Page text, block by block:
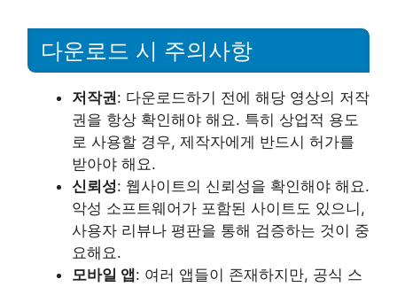
다운로드 시 주의사항
저작권: 다운로드하기 전에 해당 영상의 저작
권을 항상 확인해야 해요. 특히 상업적 용도
로 사용할 경우, 제작자에게 반드시 허가를
받아야 해요.
신뢰성: 웹사이트의 신뢰성을 확인해야 해요.
악성 소프트웨어가 포함된 사이트도 있으니,
사용자 리뷰나 평판을 통해 검증하는 것이 중
요해요.
모바일 앱 : 여러 앱들이 존재하지만, 공식 스